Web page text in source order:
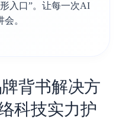
入口”。让每一次AI
。
背书解决方
科技实力护